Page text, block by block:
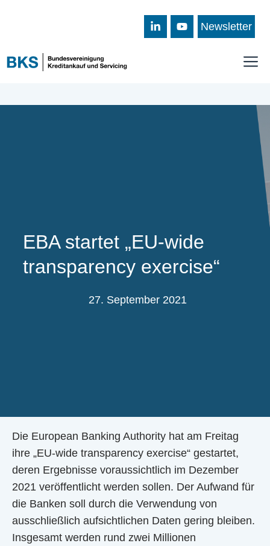
Newsletter
EBA startet „EU-wide
transparency exercise“
27. September 2021
Die European Banking Authority hat am Freitag
ihre „EU-wide transparency exercise“ gestartet,
deren Ergebnisse voraussichtlich im Dezember
2021 veröffentlicht werden sollen. Der Aufwand für
die Banken soll durch die Verwendung von
ausschließlich aufsichtlichen Daten gering bleiben.
Insgesamt werden rund zwei Millionen